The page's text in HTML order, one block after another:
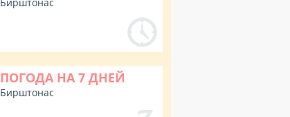
ПОГОДА НА 7 ДНЕЙ
Бирштонас